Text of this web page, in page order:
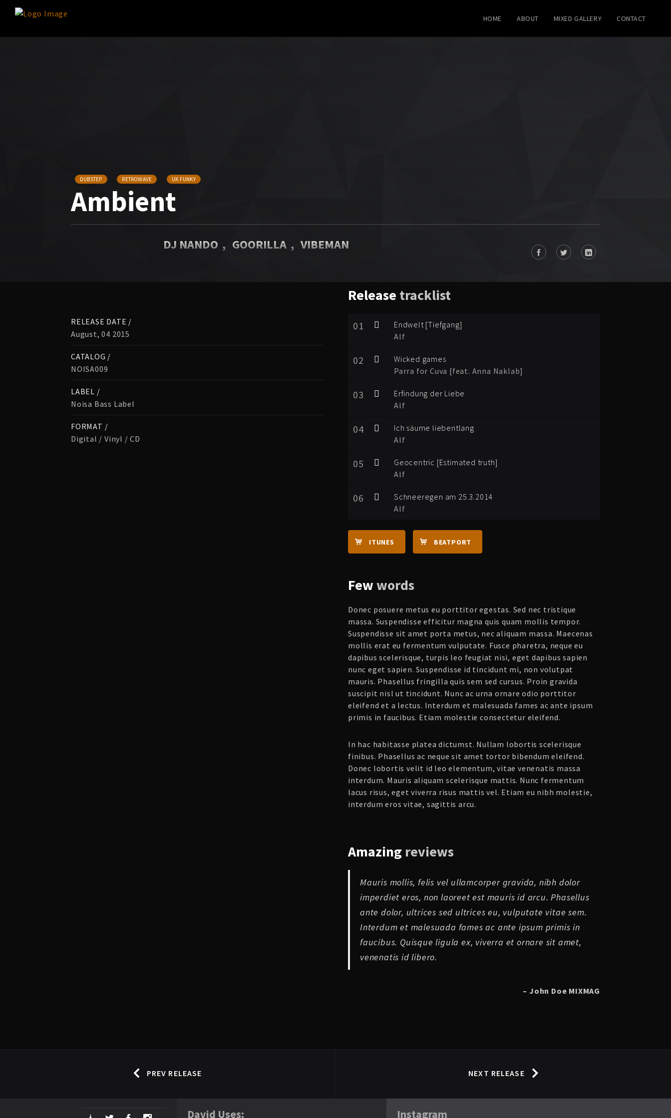
HOME ABOUT MIXED GALLERY CONTACT
DUBSTEP RETROWAVE UK FUNKY
Ambient
DJ NANDO , GOORILLA , VIBEMAN
RELEASE DATE /
August, 04 2015
CATALOG /
NOISA009
LABEL /
Noisa Bass Label
FORMAT /
Digital / Vinyl / CD
Release tracklist
01
Endwelt [Tiefgang]
Alf
02
Wicked games
Parra for Cuva [feat. Anna Naklab]
03
Erfindung der Liebe
Alf
04
Ich säume liebentlang
Alf
05
Geocentric [Estimated truth]
Alf
06
Schneeregen am 25.3.2014
Alf
ITUNES BEATPORT
Fewwords
Donec posuere metus eu porttitor egestas. Sed nec tristique
massa. Suspendisse efficitur magna quis quam mollis tempor.
Suspendisse sit amet porta metus, nec aliquam massa. Maecenas
mollis erat eu fermentum vulputate. Fusce pharetra, neque eu
dapibus scelerisque, turpis leo feugiat nisi, eget dapibus sapien
nunc eget sapien. Suspendisse id tincidunt mi, non volutpat
mauris. Phasellus fringilla quis sem sed cursus. Proin gravida
suscipit nisl ut tincidunt. Nunc ac urna ornare odio porttitor
eleifend et a lectus. Interdum et malesuada fames ac ante ipsum
primis in faucibus. Etiam molestie consectetur eleifend.
In hac habitasse platea dictumst. Nullam lobortis scelerisque
finibus. Phasellus ac neque sit amet tortor bibendum eleifend.
Donec lobortis velit id leo elementum, vitae venenatis massa
interdum. Mauris aliquam scelerisque mattis. Nunc fermentum
lacus risus, eget viverra risus mattis vel. Etiam eu nibh molestie,
interdum eros vitae, sagittis arcu.
Amazing reviews
Mauris mollis, felis vel ullamcorper gravida, nibh dolor
imperdiet eros, non laoreet est mauris id arcu. Phasellus
ante dolor, ultrices sed ultrices eu, vulputate vitae sem.
Interdum et malesuada fames ac ante ipsum primis in
faucibus. Quisque ligula ex, viverra et ornare sit amet,
venenatis id libero.
– John Doe MIXMAG
PREV RELEASE NEXT RELEASE
David Uses: Instagram